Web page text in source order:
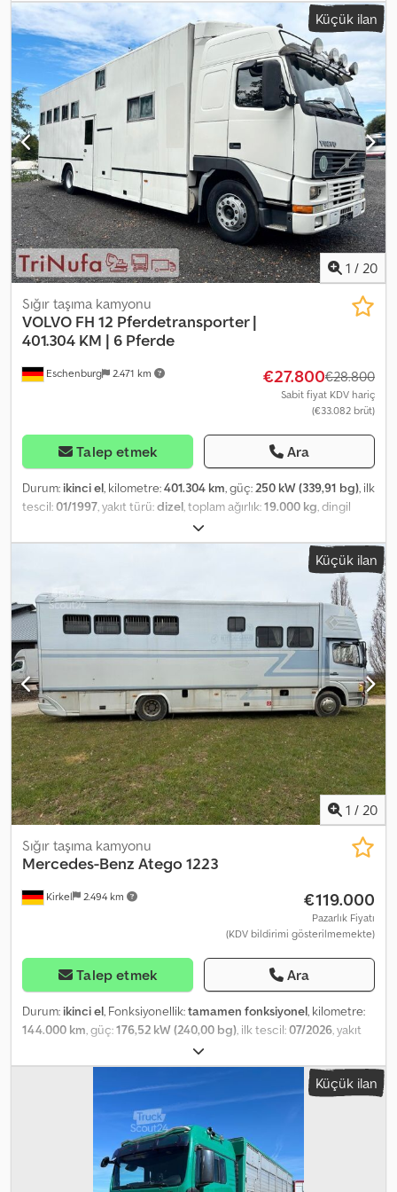
70.000 km, 5-6 at gücü, açılır tavanlı, tam donanımlı yaşam alanı.
Crodpfozp Sp Tjx Acmsf AYNI DONANIMA SAHİP, 55.000 km'de,
2016 model aynı araç 189.000 € net fiyata (veya 19% KDV dahil)
olarak da mevcuttur.
Küçük ilan
1 / 20
Eschenburg 2.471 km
Sığır taşıma kamyonu
VOLVO FH 12 Pferdetransporter |
401.304 KM | 6 Pferde
€27.800€28.800
Sabit fiyat KDV hariç
(€33.082 brüt)
Talep etmek Ara
Durum: ikinci el, kilometre:401.304 km, güç:250 kW (339,91 bg), ilk
tescil:01/1997, yakıt türü:dizel, toplam ağırlık:19.000 kg, dingil
beyaz
sınıfı:euro2, toplam genişlik:2.550 mm, yükleme alanı uzunluğu:
ABS, klima, park ısıtıcısı
Volvo FH 12 horse transporter | 401,304 km | Living accommodation
| 6 horses | Aluminium body | - Year of manufacture: 1997 - Diesel
engine, 250 kW / 340 HP, Euro 2 - 401,304 km, original mileage -
Manual transmission, 8 gears - Air conditioning - Auxiliary heater
(stationary heating) - Cruise control - Power inverter - External
power connection - Electric roof hatches - Winch - Fresh- and
waste water tanks - Double-glazed windows - 8 registered seats -
6 sleeping berths - 5 horse stalls - Kitchen - WC / Toilet / Shower -
Microwave - Refrigerator - Freezer - Aluminium body - Front tyres
approx. 40%, air suspension - Rear tyres approx. 50%, air
suspension - Permissible gross weight: 19,000 kg - Curb weight:
16,040 kg - Payload: 2,960 kg - Cargo length: 4,770 mm Swedish
registration Subject to changes and errors. Cedpfey Uvd Iex
Acmorf
Küçük ilan
1 / 20
Kirkel 2.494 km
Sığır taşıma kamyonu
Mercedes-Benz Atego 1223
€119.000
Pazarlık Fiyatı
(KDV bildirimi gösterilmemekte)
Talep etmek Ara
Durum: ikinci el, Fonksiyonellik:tamamen fonksiyonel, kilometre:
144.000 km, güç:176,52 kW (240,00 bg), ilk tescil:07/2026, yakıt
13.500 kg
04/2027, yakıt:dizel, şoför kabini:yataklı kabin, vites türü:
, vites sayısı:6, emisyon sınıfı: , süspansiyon:hava,
, Donanım:ABS, AdBlue, Takograf, araç içi
bilgisayar, diferansiyel kilidi, elektrikli ayna, elektrikli cam
sistemi, hidrolik direksiyon, hız sabitleyici, kablo vinçi, klima,
koltuk ısıtıcı, park klima, park ısıtıcısı, retarder, sisal lambaları, tır
çekici bağlantısı, ATEGO 1324 L, 240 HP, Euro 4 Arka aks, hava
Küçük ilan